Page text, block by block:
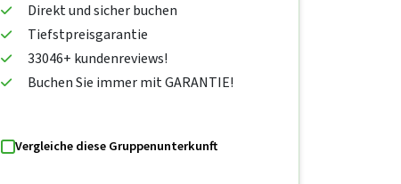
Direkt und sicher buchen
Tiefstpreisgarantie
33046+ kundenreviews!
Buchen Sie immer mit GARANTIE!
Vergleiche diese Gruppenunterkunft